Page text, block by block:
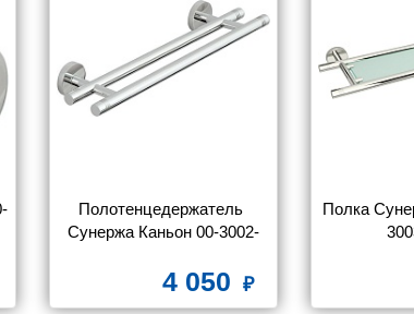
Полотенцедержатель
Сунержа Каньон 00-3002-
4 050
Полка